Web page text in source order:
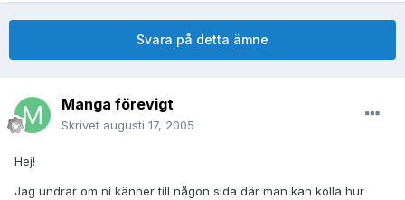
Svara på detta ämne
Manga förevigt
Skrivet augusti 17, 2005
Hej!
Jag undrar om ni känner till någon sida där man kan kolla hur